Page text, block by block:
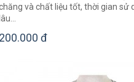
và chất liệu tốt, thời gian sử
lâu...
200.000 đ